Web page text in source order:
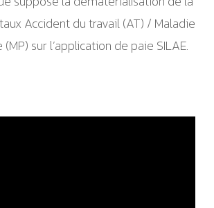
Accident du travail (AT) / Maladie
sur l’application de paie SILAE.